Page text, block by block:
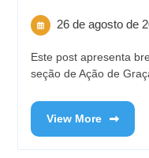
26 de agosto de
Este post apresenta
seção de Ação de
View More